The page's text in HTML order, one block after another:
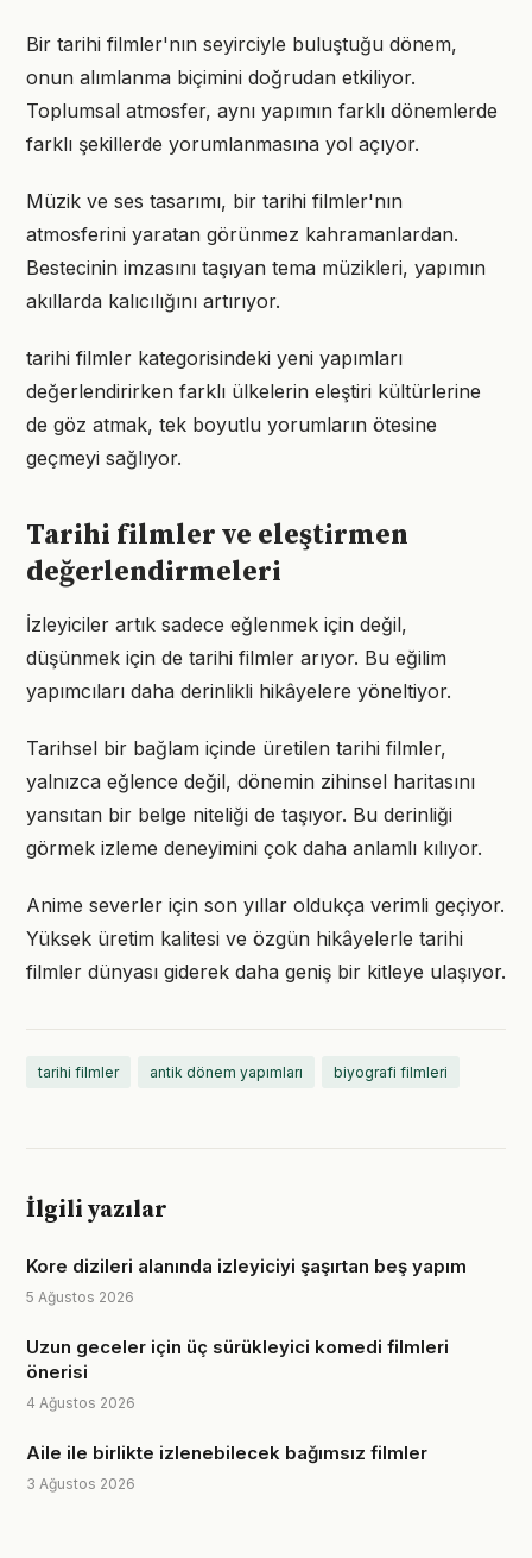
Bir tarihi filmler'nın seyirciyle buluştuğu dönem,
onun alımlanma biçimini doğrudan etkiliyor.
Toplumsal atmosfer, aynı yapımın farklı dönemlerde
farklı şekillerde yorumlanmasına yol açıyor.
Müzik ve ses tasarımı, bir tarihi filmler'nın
atmosferini yaratan görünmez kahramanlardan.
Bestecinin imzasını taşıyan tema müzikleri, yapımın
akıllarda kalıcılığını artırıyor.
tarihi filmler kategorisindeki yeni yapımları
değerlendirirken farklı ülkelerin eleştiri kültürlerine
de göz atmak, tek boyutlu yorumların ötesine
geçmeyi sağlıyor.
Tarihi filmler ve eleştirmen
değerlendirmeleri
İzleyiciler artık sadece eğlenmek için değil,
düşünmek için de tarihi filmler arıyor. Bu eğilim
yapımcıları daha derinlikli hikâyelere yöneltiyor.
Tarihsel bir bağlam içinde üretilen tarihi filmler,
yalnızca eğlence değil, dönemin zihinsel haritasını
yansıtan bir belge niteliği de taşıyor. Bu derinliği
görmek izleme deneyimini çok daha anlamlı kılıyor.
Anime severler için son yıllar oldukça verimli geçiyor.
Yüksek üretim kalitesi ve özgün hikâyelerle tarihi
filmler dünyası giderek daha geniş bir kitleye ulaşıyor.
tarihi filmler antik dönem yapımları biyografi filmleri
İlgili yazılar
Kore dizileri alanında izleyiciyi şaşırtan beş yapım
5 Ağustos 2026
Uzun geceler için üç sürükleyici komedi filmleri
önerisi
4 Ağustos 2026
Aile ile birlikte izlenebilecek bağımsız filmler
3 Ağustos 2026